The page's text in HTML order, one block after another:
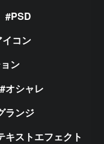
PSD
コン
ン
オシャレ
ランジ
キストエフェクト